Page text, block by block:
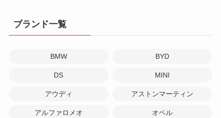
ブランド一覧
BMW BYD
DS MINI
アウディ アストンマーティン
アルファロメオ オペル